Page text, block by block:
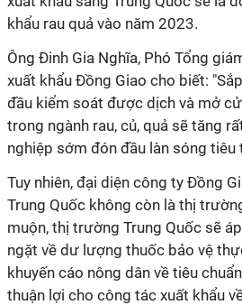
khẩu rau quả vào năm 2023.
Ông Đinh Gia Nghĩa, Phó Tổng
xuất khẩu Đồng Giao cho biết:
đầu kiểm soát được dịch và mở
trong ngành rau, củ, quả sẽ tăng
nghiệp sớm đón đầu làn sóng tiêu
Tuy nhiên, đại diện công ty Đồng
Trung Quốc không còn là thị
muộn, thị trường Trung Quốc sẽ
ngặt về dư lượng thuốc bảo vệ
khuyến cáo nông dân về tiêu
thuận lợi cho công tác xuất khẩu